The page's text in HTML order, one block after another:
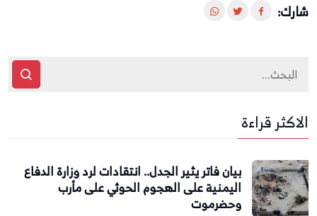
شارك:
الاكثر قراءة
بيان فاتر يثير الجدل.. انتقادات لرد وزارة الدفاع
اليمنية على الهجوم الحوثي على مأرب
وحضرموت